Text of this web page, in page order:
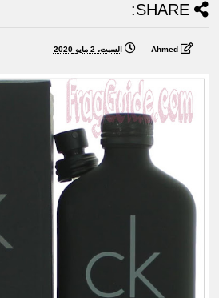
SHARE:
Ahmed السبت، 2 مايو 2020